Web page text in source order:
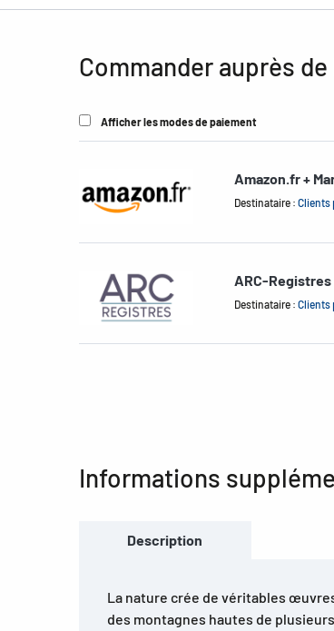
Commander auprès
Afficher les modes de paiement
Amazon.fr +
Destinataire : Clients
ARC-Registres
Destinataire : Clients
Informations
Description
La nature crée de véritables
des montagnes hautes de